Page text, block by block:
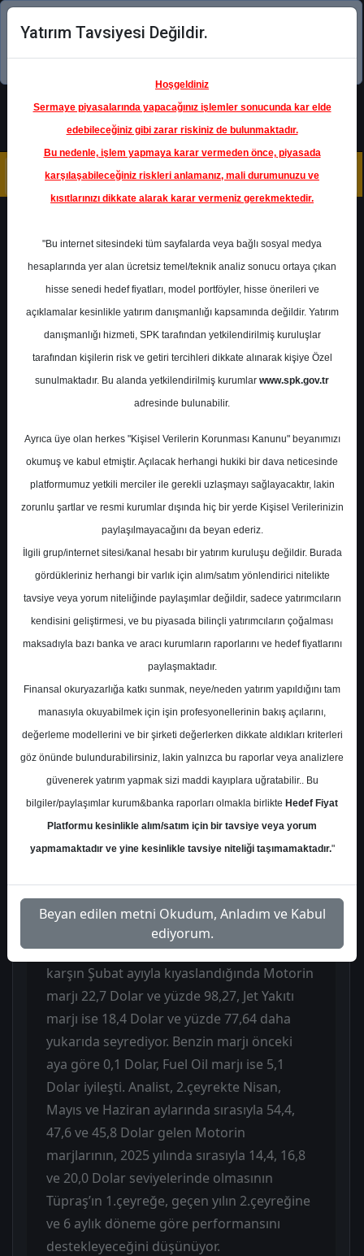
Şimdi uygulamayı indirin!
Ana Sayfa Raporlar
Alnus Yatırım
Rapor Detay
Sektör Bilgi Notu-
Petrokimya
A- A+
Sektör Bilgi Notu-Petrokimya
Raporda, petrol ve petrokimya tarafındaki
marjların gerilemesine rağmen savaş
öncesi seviyelerin hâlâ belirgin biçimde
üzerinde kaldığı vurgulanıyor. Analist,
özellikle Tüpraş(TUPRS) için Haziran ayı
verilerinin ürün marjları ve finansal
sonuçlar açısından olumlu etkiler
Orta Distilat ürünlerinde Motorin marjı
Mayıs’a göre 1,8 Dolarlık azalışla 45,8 Dolar
seviyesine inerken, Jet Yakıtı marjı 6,5
Dolarlık düşüşle 42,1 Dolar oldu. Buna
karşın Şubat ayıyla kıyaslandığında Motorin
marjı 22,7 Dolar ve yüzde 98,27, Jet Yakıtı
marjı ise 18,4 Dolar ve yüzde 77,64 daha
yukarıda seyrediyor. Benzin marjı önceki
aya göre 0,1 Dolar, Fuel Oil marjı ise 5,1
Dolar iyileşti. Analist, 2.çeyrekte Nisan,
Mayıs ve Haziran aylarında sırasıyla 54,4,
47,6 ve 45,8 Dolar gelen Motorin
marjlarının, 2025 yılında sırasıyla 14,4, 16,8
ve 20,0 Dolar seviyelerinde olmasının
Tüpraş’ın 1.çeyreğe, geçen yılın 2.çeyreğine
ve 6 aylık döneme göre performansını
destekleyeceğini düşünüyor.
Yatırım Tavsiyesi Değildir.
Hoşgeldiniz
Sermaye piyasalarında yapacağınız işlemler sonucunda kar elde
edebileceğiniz gibi zarar riskiniz de bulunmaktadır.
Bu nedenle, işlem yapmaya karar vermeden önce, piyasada
karşılaşabileceğiniz riskleri anlamanız, mali durumunuzu ve
kısıtlarınızı dikkate alarak karar vermeniz gerekmektedir.
"Bu internet sitesindeki tüm sayfalarda veya bağlı sosyal medya
hesaplarında yer alan ücretsiz temel/teknik analiz sonucu ortaya çıkan
hisse senedi hedef fiyatları, model portföyler, hisse önerileri ve
açıklamalar kesinlikle yatırım danışmanlığı kapsamında değildir. Yatırım
danışmanlığı hizmeti, SPK tarafından yetkilendirilmiş kuruluşlar
tarafından kişilerin risk ve getiri tercihleri dikkate alınarak kişiye Özel
sunulmaktadır. Bu alanda yetkilendirilmiş kurumlar www.spk.gov.tr
adresinde bulunabilir.
Ayrıca üye olan herkes "Kişisel Verilerin Korunması Kanunu" beyanımızı
okumuş ve kabul etmiştir. Açılacak herhangi hukiki bir dava neticesinde
platformumuz yetkili merciler ile gerekli uzlaşmayı sağlayacaktır, lakin
zorunlu şartlar ve resmi kurumlar dışında hiç bir yerde Kişisel Verilerinizin
paylaşılmayacağını da beyan ederiz.
İlgili grup/internet sitesi/kanal hesabı bir yatırım kuruluşu değildir. Burada
gördükleriniz herhangi bir varlık için alım/satım yönlendirici nitelikte
tavsiye veya yorum niteliğinde paylaşımlar değildir, sadece yatırımcıların
kendisini geliştirmesi, ve bu piyasada bilinçli yatırımcıların çoğalması
maksadıyla bazı banka ve aracı kurumların raporlarını ve hedef fiyatlarını
paylaşmaktadır.
Finansal okuryazarlığa katkı sunmak, neye/neden yatırım yapıldığını tam
manasıyla okuyabilmek için işin profesyonellerinin bakış açılarını,
değerleme modellerini ve bir şirketi değerlerken dikkate aldıkları kriterleri
göz önünde bulundurabilirsiniz, lakin yalnızca bu raporlar veya analizlere
güvenerek yatırım yapmak sizi maddi kayıplara uğratabilir.. Bu
bilgiler/paylaşımlar kurum&banka raporları olmakla birlikte Hedef Fiyat
Platformu kesinlikle alım/satım için bir tavsiye veya yorum
yapmamaktadır ve yine kesinlikle tavsiye niteliği taşımamaktadır."
Beyan edilen metni Okudum, Anladım ve Kabul
ediyorum.